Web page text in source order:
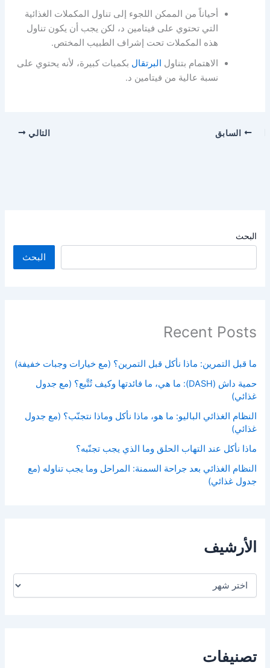
البحث
البحث
Recent Posts
ما قبل التمرين: ماذا نأكل قبل التمرين؟ (مع خيارات وجبات خفيفة)
حمية داش (DASH): ما هي، ما فائدتها وكيف تُتَّبع؟ (مع جدول
غذائي)
النظام الغذائي الباليو: ما هو، ماذا نأكل وماذا نتجنّب؟ (مع جدول
غذائي)
ماذا نأكل عند التهاب الحلق وما الذي يجب تجنّبه؟
النظام الغذائي بعد جراحة السمنة: المراحل وما يجب تناوله (مع
جدول غذائي)
الأرشيف
تصنيفات
أحياناً من الممكن اللجوء إلى تناول المكملات الغذائية
التي تحتوي على فيتامين د، لكن يجب أن يكون تناول
هذه المكملات تحت إشراف الطبيب المختص.
الاهتمام بتناول البرتقال بكميات كبيرة، لأنه يحتوي على
نسبة عالية من فيتامين د.
السابق التالي